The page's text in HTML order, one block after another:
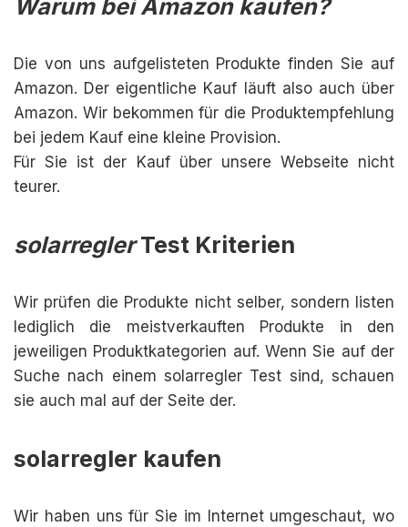
Warum bei Amazon kaufen?
Die von uns aufgelisteten Produkte finden Sie auf
Amazon. Der eigentliche Kauf läuft also auch über
Amazon. Wir bekommen für die Produktempfehlung
bei jedem Kauf eine kleine Provision.
Für Sie ist der Kauf über unsere Webseite nicht
teurer.
solarreglerTest Kriterien
Wir prüfen die Produkte nicht selber, sondern listen
lediglich die meistverkauften Produkte in den
jeweiligen Produktkategorien auf. Wenn Sie auf der
Suche nach einem solarregler Test sind, schauen
sie auch mal auf der Seite der.
solarregler kaufen
Wir haben uns für Sie im Internet umgeschaut, wo